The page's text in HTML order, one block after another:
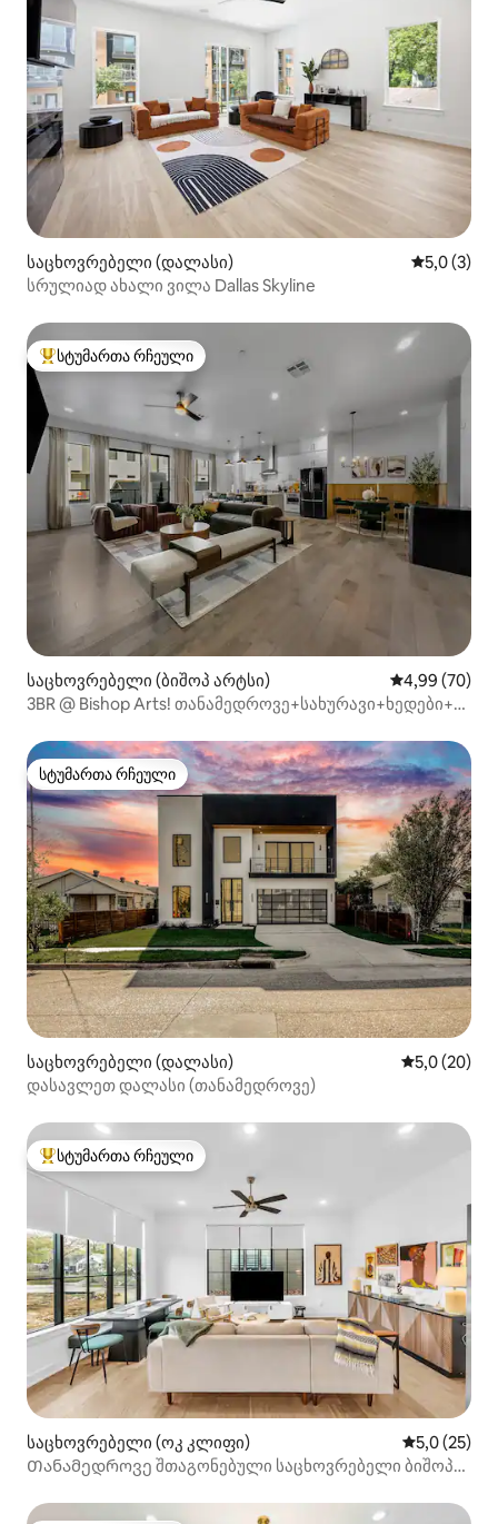
საცხოვრებელი (დალასი) საშუალო
5,0 (3)
სრულიად ახალი ვილა Dallas Skyline
სტუმართა რჩეული მოწინავე ვარიანტი
სტუმართა რჩეული
საცხოვრებელი (ბიშოპ არტსი) საშუალო
4,99 (70)
3BR @ Bishop Arts! თანამედროვე+სახურავი+ხედები+
სტუმართა რჩეული
სტუმართა რჩეული
საცხოვრებელი (დალასი) საშუალო
5,0 (20)
დასავლეთ დალასი (თანამედროვე)
სტუმართა რჩეული მოწინავე ვარიანტი
სტუმართა რჩეული
საცხოვრებელი (ოკ კლიფი) საშუალო
5,0 (25)
Თანამედროვე შთაგონებული საცხოვრებელი ბიშოპ-